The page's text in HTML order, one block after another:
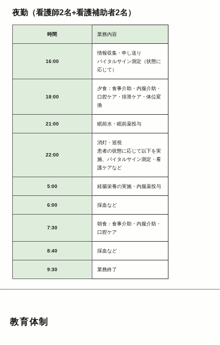
夜勤（看護師2名+看護補助者2名）
時間 業務内容
16:00
情報収集・申し送り
バイタルサイン測定（状態に
応じて）
18:00
夕食：食事介助・内服介助・
口腔ケア・排泄ケア・体位変
換
21:00 眠前水・眠前薬投与
22:00
消灯・巡視
患者の状態に応じて以下を実
施、バイタルサイン測定・看
護ケアなど
5:00 経腸栄養の実施・内服薬投与
6:00 採血など
7:30
朝食：食事介助・内服介助・
口腔ケア
8:40 採血など
9:30 業務終了
教育体制